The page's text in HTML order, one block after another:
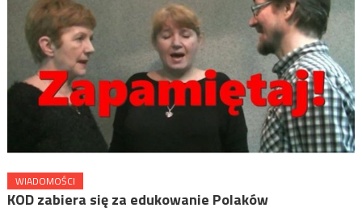
WIADOMOŚCI
KOD zabiera się za edukowanie Polaków